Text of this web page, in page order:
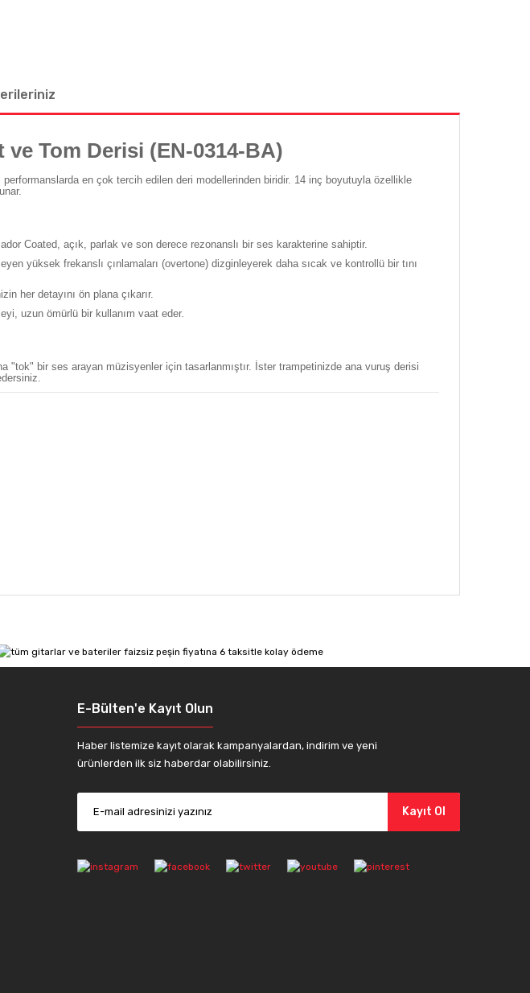
Tom Derisi (EN-0314-BA)
en çok tercih edilen deri modellerinden biridir. 14 inç boyutuyla özellikle
Coated, açık, parlak ve son derece rezonanslı bir ses karakterine sahiptir.
yüksek frekanslı çınlamaları (overtone) dizginleyerek daha sıcak ve kontrollü bir tını
her detayını ön plana çıkarır.
uzun ömürlü bir kullanım vaat eder.
"tok" bir ses arayan müzisyenler için tasarlanmıştır. İster trampetinizde ana vuruş derisi
E-Bülten'e Kayıt Olun
Haber listemize kayıt olarak kampanyalardan, indirim ve yeni
ürünlerden ilk siz haberdar olabilirsiniz.
Kayıt Ol